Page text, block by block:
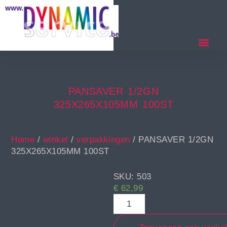
PANSAVER 1/2GN
325X265X105MM 100ST
Home / winkel /verpakkingen / PANSAVER 1/2GN
325X265X105MM 100ST
SKU: 503
€ 62,99